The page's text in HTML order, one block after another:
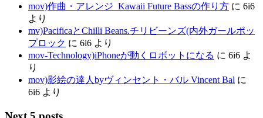
mov)作曲・アレンジ_Kawaii Future Bassの作り方 に 6i6
より
mv)PacificaとChilli Beans.チリビーンズ(内外ガールポッ
プロック に 6i6 より
mov-Technology)iPhoneが動くロボットになる に 6i6 よ
り
mov)影絵の達人byヴィンセント・バル Vincent Bal に
6i6 より